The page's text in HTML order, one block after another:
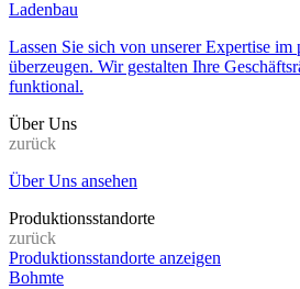
Ladendesign
Gestalten Sie Ihren Raum mit unserem
Service. Kesseböhmer Ladenbau - Ihr
Ladenkonzepte und optimale
Ladenbau